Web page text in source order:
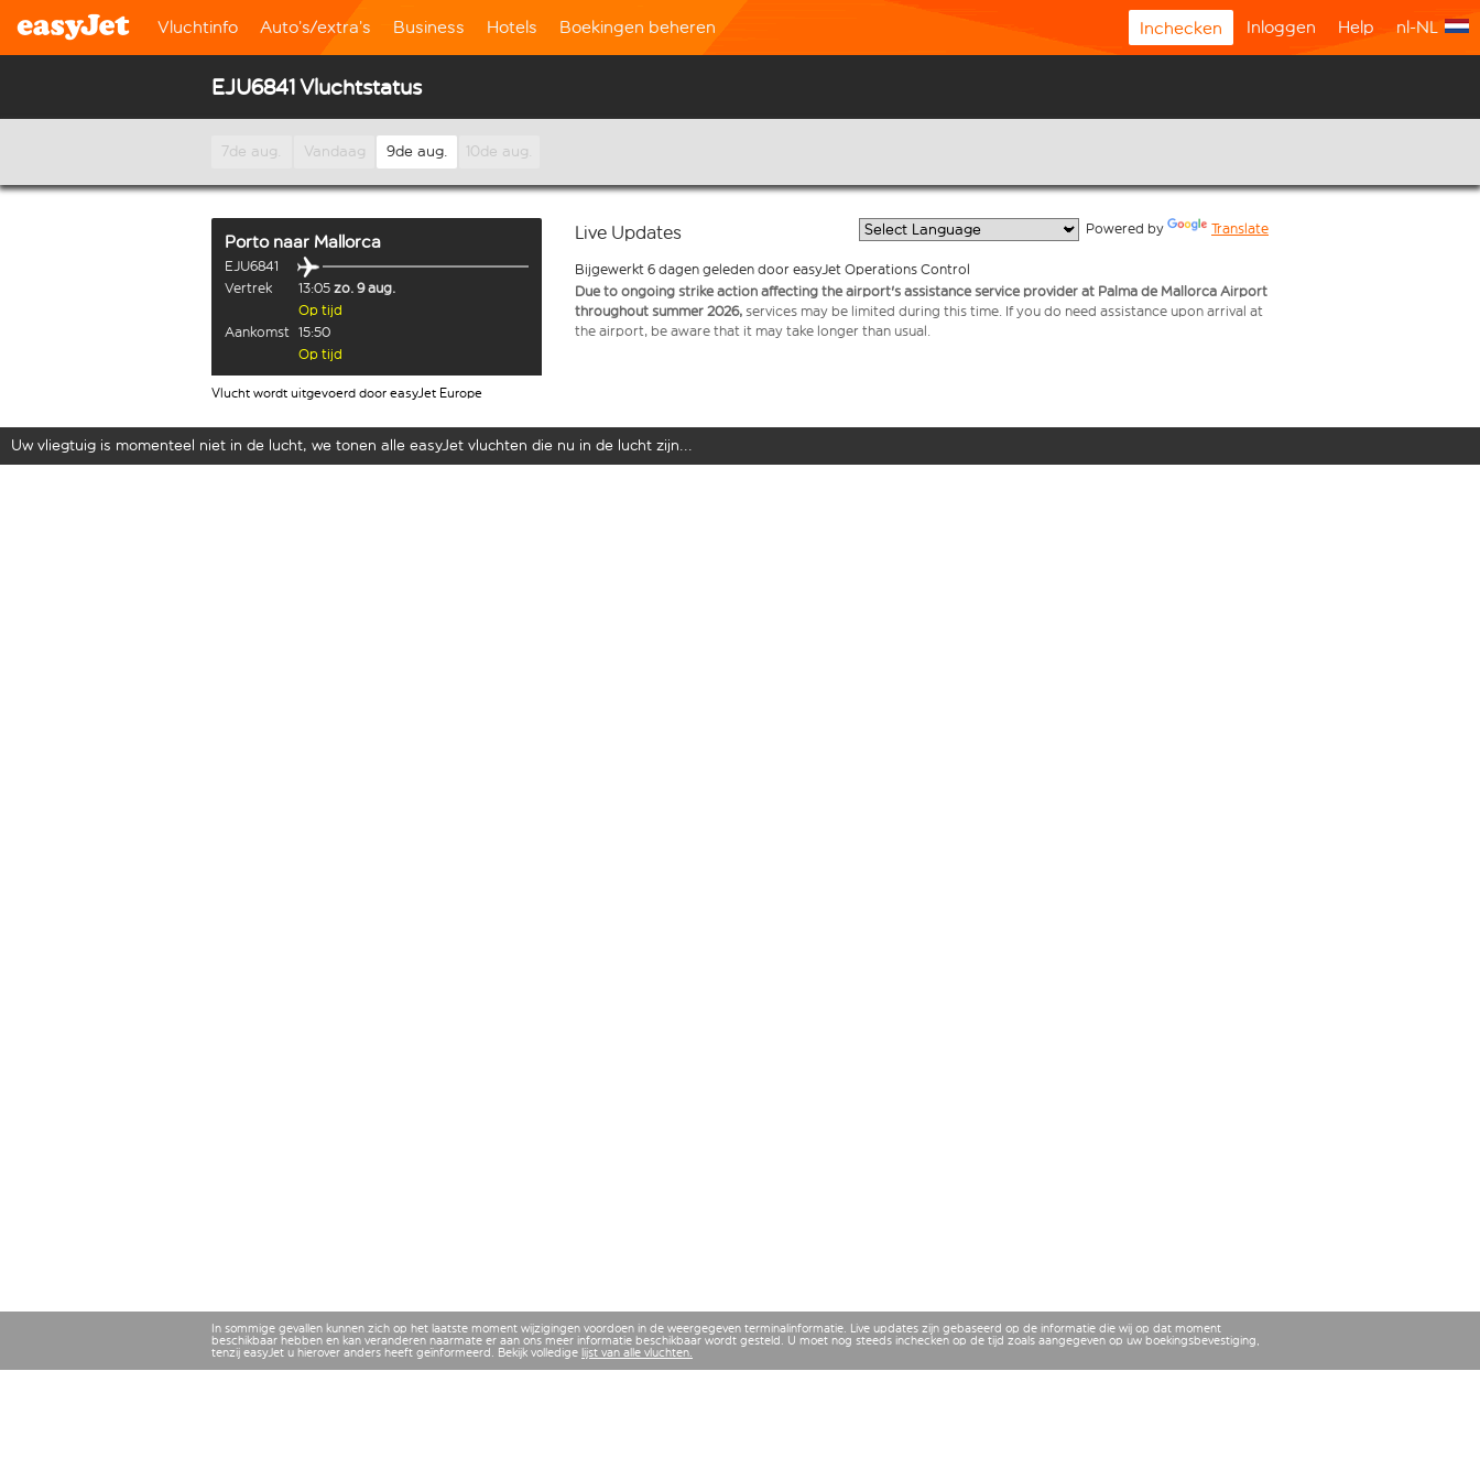
Vluchtinfo Auto’s/extra’s Business Hotels Boekingen beheren Inchecken Inloggen Help nl-NL
EJU6841 Vluchtstatus
7de aug. Vandaag 9de aug. 10de aug.
Porto naar Mallorca
EJU6841
Vertrek
13:05 zo. 9 aug.
Op tijd
Aankomst 15:50
Op tijd
Vlucht wordt uitgevoerd door easyJet Europe
Live Updates Powered by Translate
Bijgewerkt 6 dagen geleden door easyJet Operations Control
Due to ongoing strike action affecting the airport's assistance service provider at Palma de Mallorca Airport
throughout summer 2026, services may be limited during this time. If you do need assistance upon arrival at
the airport, be aware that it may take longer than usual.
Uw vliegtuig is momenteel niet in de lucht, we tonen alle easyJet vluchten die nu in de lucht zijn...
In sommige gevallen kunnen zich op het laatste moment wijzigingen voordoen in de weergegeven terminalinformatie. Live updates zijn gebaseerd op de informatie die wij op dat moment
beschikbaar hebben en kan veranderen naarmate er aan ons meer informatie beschikbaar wordt gesteld. U moet nog steeds inchecken op de tijd zoals aangegeven op uw boekingsbevestiging,
tenzij easyJet u hierover anders heeft geïnformeerd. Bekijk volledige lijst van alle vluchten.